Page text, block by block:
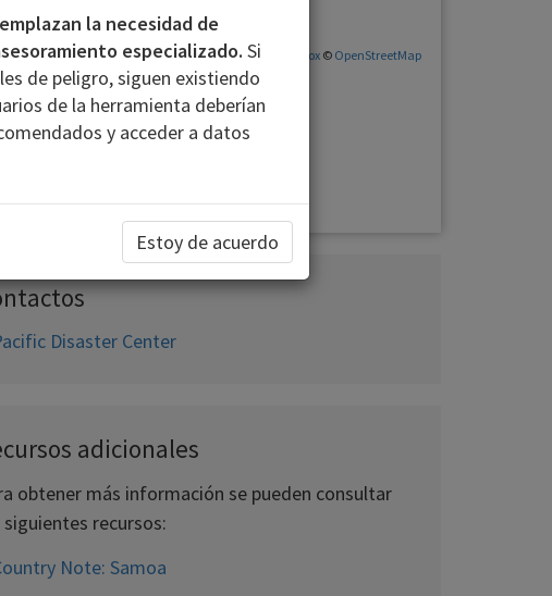
Mapbox © OpenStreetMap
km
Bajo
Disaster Center
adicionales
obtener más información se pueden consultar
siguientes recursos:
Note: Samoa
la necesidad de
especializado. Si
de peligro, siguen existiendo
de la herramienta deberían
y acceder a datos
Estoy de acuerdo